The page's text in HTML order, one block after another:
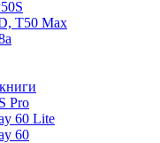
T50 Max
Pro
60 Lite
60